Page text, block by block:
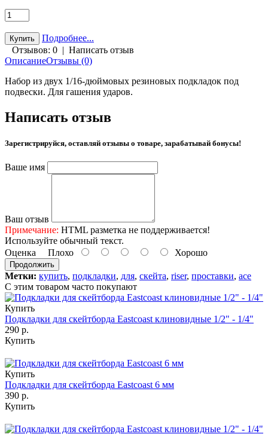
Подробнее...
Отзывов: 0 | Написать отзыв
ОписаниеОтзывы (0)
Набор из двух 1/16-дюймовых резиновых подкладок под
подвески. Для гашения ударов.
Написать отзыв
Зарегистрируйся, оставляй отзывы о товаре, зарабатывай бонусы!
Ваше имя
Ваш отзыв
Примечание: HTML разметка не поддерживается!
Используйте обычный текст.
Оценка Плохо Хорошо
Продолжить
Метки: купить, подкладки, для, скейта, riser, проставки, ace
С этим товаром часто покупают
Купить
Подкладки для скейтборда Eastcoast клиновидные 1/2" - 1/4"
290 р.
Купить
Купить
Подкладки для скейтборда Eastcoast 6 мм
390 р.
Купить